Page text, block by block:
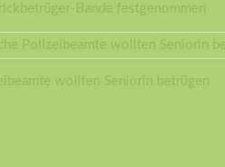
Bande festgenommen
wollten Seniorin betrügen